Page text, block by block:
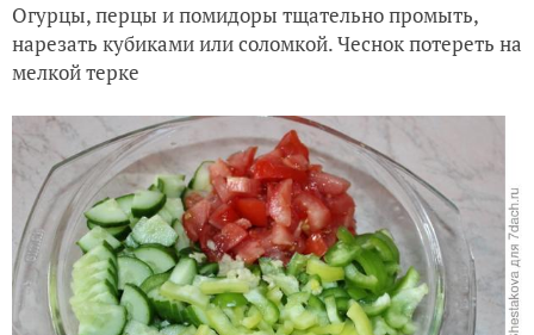
Огурцы, перцы и помидоры тщательно промыть,
нарезать кубиками или соломкой. Чеснок потереть на
мелкой терке